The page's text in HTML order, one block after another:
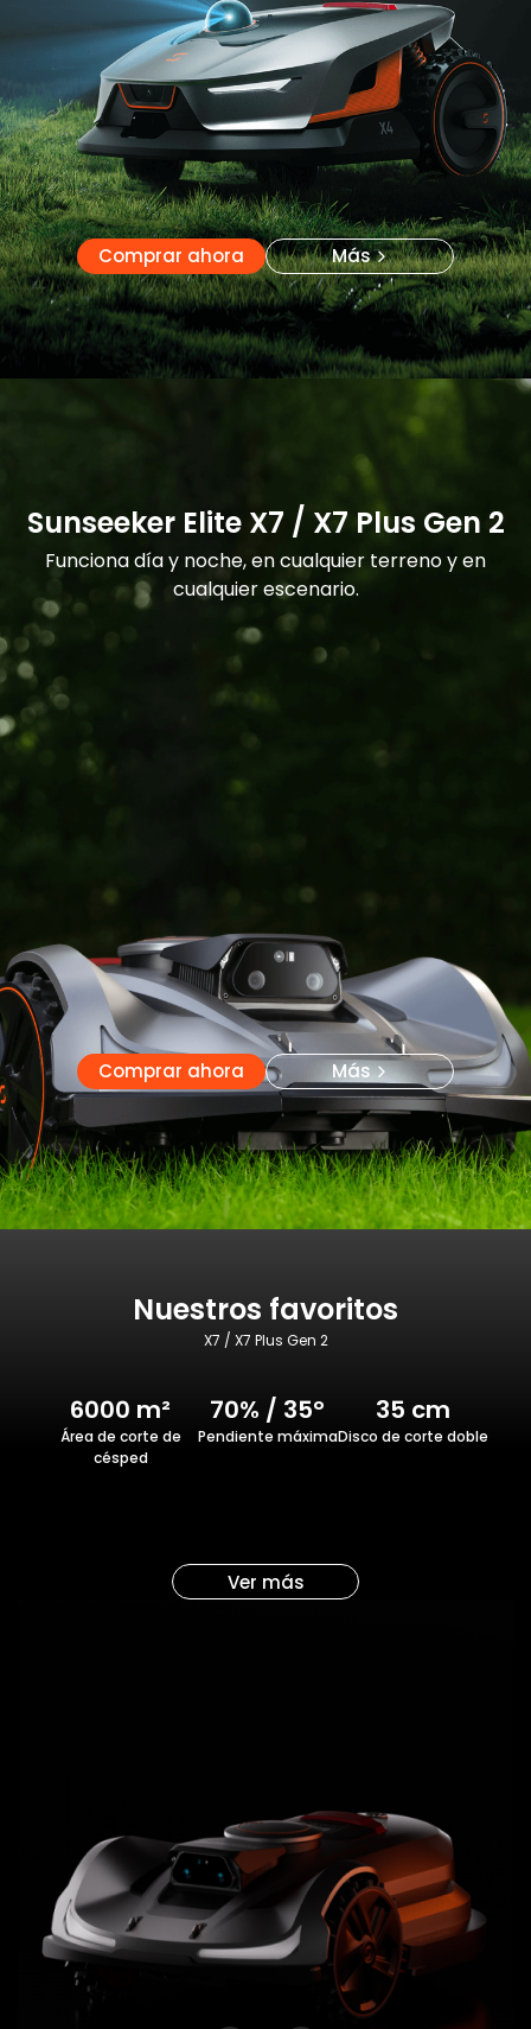
Comprar ahora Más
Comprar ahora Más
Sunseeker Elite X7 / X7 Plus Gen 2
Funciona día y noche, en cualquier terreno y en
cualquier escenario.
Comprar ahora Más
Nuestros favoritos
X7 / X7 Plus Gen 2
6000 m²
Área de corte de
césped
70% / 35°
Pendiente máxima
35 cm
Disco de corte doble
Ver más